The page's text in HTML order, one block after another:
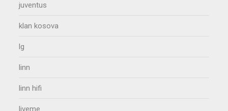
juventus
klan kosova
lg
linn
linn hifi
liveme